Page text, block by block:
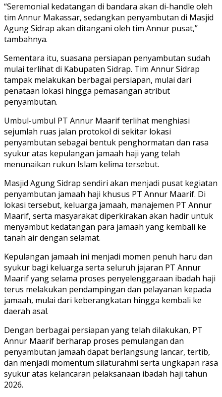
“Seremonial kedatangan di bandara akan di-handle oleh
tim Annur Makassar, sedangkan penyambutan di Masjid
Agung Sidrap akan ditangani oleh tim Annur pusat,”
tambahnya.
Sementara itu, suasana persiapan penyambutan sudah
mulai terlihat di Kabupaten Sidrap. Tim Annur Sidrap
tampak melakukan berbagai persiapan, mulai dari
penataan lokasi hingga pemasangan atribut
penyambutan.
Umbul-umbul PT Annur Maarif terlihat menghiasi
sejumlah ruas jalan protokol di sekitar lokasi
penyambutan sebagai bentuk penghormatan dan rasa
syukur atas kepulangan jamaah haji yang telah
menunaikan rukun Islam kelima tersebut.
Masjid Agung Sidrap sendiri akan menjadi pusat kegiatan
penyambutan jamaah haji khusus PT Annur Maarif. Di
lokasi tersebut, keluarga jamaah, manajemen PT Annur
Maarif, serta masyarakat diperkirakan akan hadir untuk
menyambut kedatangan para jamaah yang kembali ke
tanah air dengan selamat.
Kepulangan jamaah ini menjadi momen penuh haru dan
syukur bagi keluarga serta seluruh jajaran PT Annur
Maarif yang selama proses penyelenggaraan ibadah haji
terus melakukan pendampingan dan pelayanan kepada
jamaah, mulai dari keberangkatan hingga kembali ke
daerah asal.
Dengan berbagai persiapan yang telah dilakukan, PT
Annur Maarif berharap proses pemulangan dan
penyambutan jamaah dapat berlangsung lancar, tertib,
dan menjadi momentum silaturahmi serta ungkapan rasa
syukur atas kelancaran pelaksanaan ibadah haji tahun
2026.